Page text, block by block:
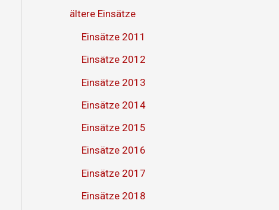
ältere Einsätze
Einsätze 2011
Einsätze 2012
Einsätze 2013
Einsätze 2014
Einsätze 2015
Einsätze 2016
Einsätze 2017
Einsätze 2018